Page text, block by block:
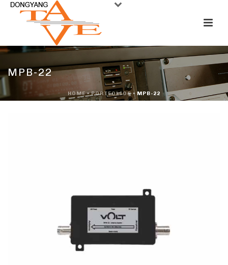
MPB-22
HOME»PORTFOLIOS» MPB-22